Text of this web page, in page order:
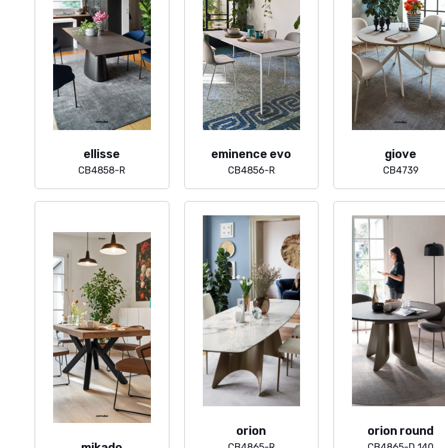
ellisse
CB4858-R
eminence evo
CB4856-R
giove
CB4739
orion orion round